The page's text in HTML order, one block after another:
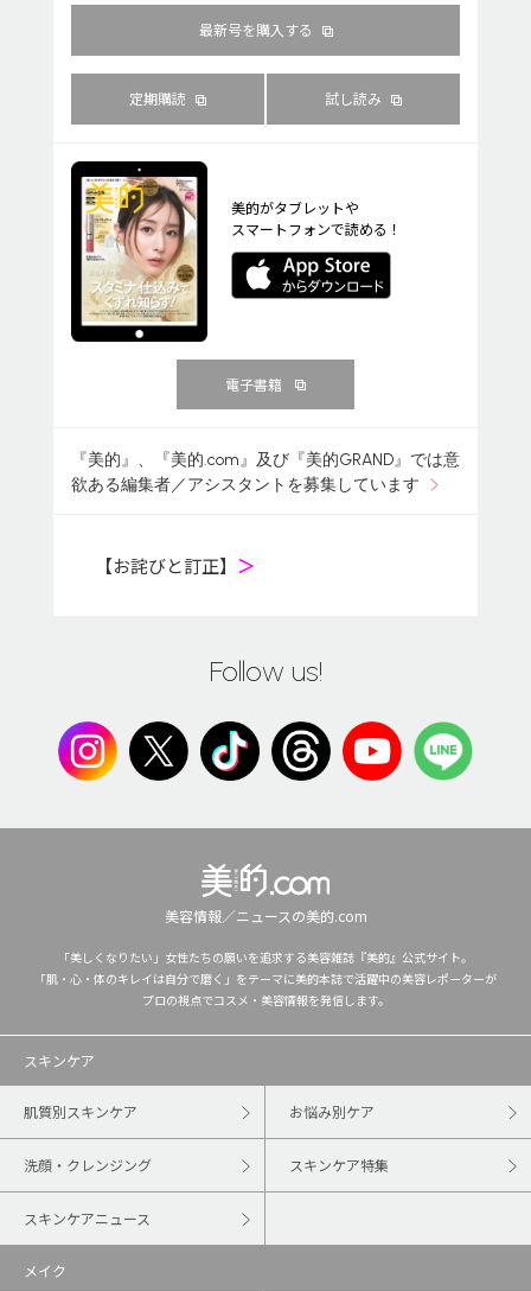
最新号を購入する
定期購読 試し読み
美的がタブレットや
スマートフォンで読める！
電子書籍
『美的』、『美的.com』及び『美的GRAND』では意
欲ある編集者／アシスタントを募集しています
【お詫びと訂正】 ＞
Follow us!
美容情報／ニュースの美的.com
「美しくなりたい」女性たちの願いを追求する美容雑誌『美的』公式サイト。
「肌・心・体のキレイは自分で磨く」をテーマに美的本誌で活躍中の美容レポーターが
プロの視点でコスメ・美容情報を発信します。
スキンケア
肌質別スキンケア お悩み別ケア
洗顔・クレンジング スキンケア特集
スキンケアニュース
メイク